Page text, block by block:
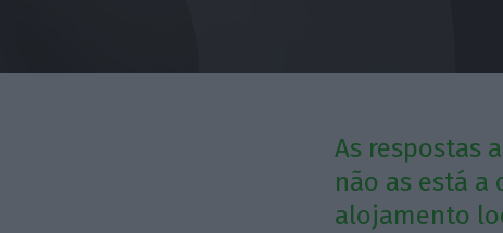
As respostas
não as está
alojamento